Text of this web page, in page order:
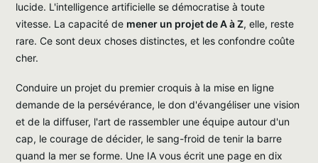
lucide. L'intelligence artificielle se démocratise à toute
vitesse. La capacité de mener un projet de A à Z, elle, reste
rare. Ce sont deux choses distinctes, et les confondre coûte
cher.
Conduire un projet du premier croquis à la mise en ligne
demande de la persévérance, le don d'évangéliser une vision
et de la diffuser, l'art de rassembler une équipe autour d'un
cap, le courage de décider, le sang-froid de tenir la barre
quand la mer se forme. Une IA vous écrit une page en dix